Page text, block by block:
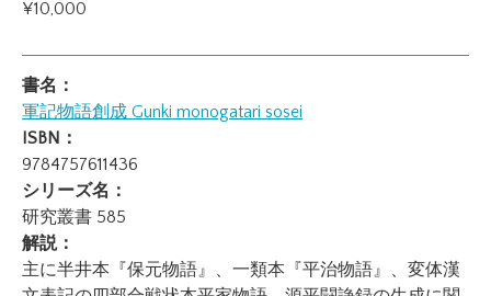
¥10,000
書名：
軍記物語創成 Gunki monogatari sosei
ISBN：
9784757611436
シリーズ名：
研究叢書 585
解説：
主に半井本『保元物語』、一類本『平治物語』、変体漢